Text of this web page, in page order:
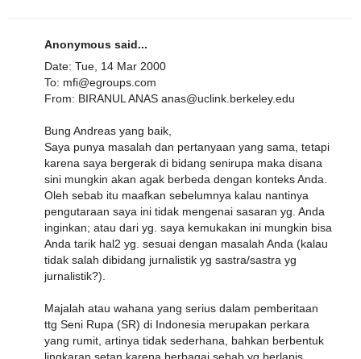
Anonymous said...
Date: Tue, 14 Mar 2000
To: mfi@egroups.com
From: BIRANUL ANAS anas@uclink.berkeley.edu
Bung Andreas yang baik,
Saya punya masalah dan pertanyaan yang sama, tetapi
karena saya bergerak di bidang senirupa maka disana
sini mungkin akan agak berbeda dengan konteks Anda.
Oleh sebab itu maafkan sebelumnya kalau nantinya
pengutaraan saya ini tidak mengenai sasaran yg. Anda
inginkan; atau dari yg. saya kemukakan ini mungkin bisa
Anda tarik hal2 yg. sesuai dengan masalah Anda (kalau
tidak salah dibidang jurnalistik yg sastra/sastra yg
jurnalistik?).
Majalah atau wahana yang serius dalam pemberitaan
ttg Seni Rupa (SR) di Indonesia merupakan perkara
yang rumit, artinya tidak sederhana, bahkan berbentuk